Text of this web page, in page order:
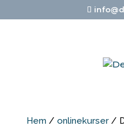
Hem / onlinekurser/